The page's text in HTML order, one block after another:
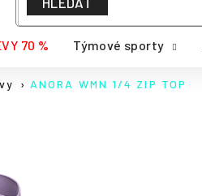
70 % Týmové sporty
ANORA WMN 1/4 ZIP TOP